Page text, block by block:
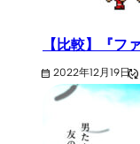
【比較】『
2022年12月19日